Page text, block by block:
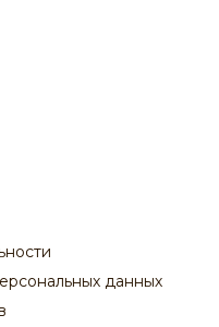
у оператора
данных